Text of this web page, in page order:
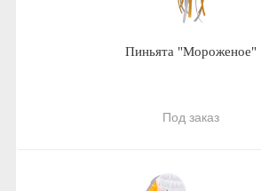
Пиньята "Мороженое"
Под заказ